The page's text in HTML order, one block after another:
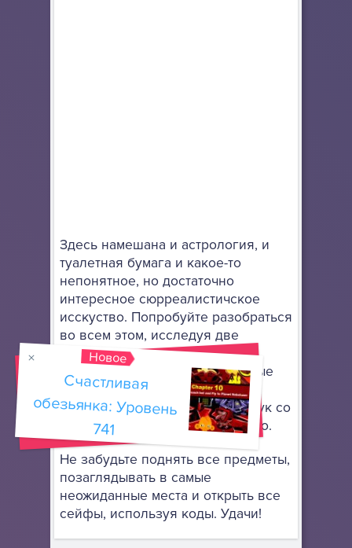
Здесь намешана и астрология, и
туалетная бумага и какое-то
непонятное, но достаточно
интересное сюрреалистичское
исскуство. Попробуйте разобраться
во всем этом, исследуя две
локации и разговаривая с
местными персонажами, которые
хотят получит некие предметы,
связанные с астрологией: то лук со
стрелами, то весы, то еще что-то.
Не забудьте поднять все предметы,
позаглядывать в самые
неожиданные места и открыть все
сейфы, используя коды. Удачи!
Новое
Счастливая
обезьянка: Уровень
741